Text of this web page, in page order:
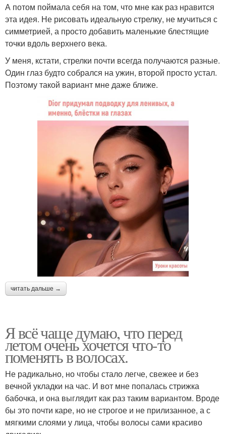
А потом поймала себя на том, что мне как раз нравится
эта идея. Не рисовать идеальную стрелку, не мучиться с
симметрией, а просто добавить маленькие блестящие
точки вдоль верхнего века.
У меня, кстати, стрелки почти всегда получаются разные.
Один глаз будто собрался на ужин, второй просто устал.
Поэтому такой вариант мне даже ближе.
читать дальше →
Я всё чаще думаю, что перед
летом очень хочется что-то
поменять в волосах.
Не радикально, но чтобы стало легче, свежее и без
вечной укладки на час. И вот мне попалась стрижка
бабочка, и она выглядит как раз таким вариантом. Вроде
бы это почти каре, но не строгое и не прилизанное, а с
мягкими слоями у лица, чтобы волосы сами красиво